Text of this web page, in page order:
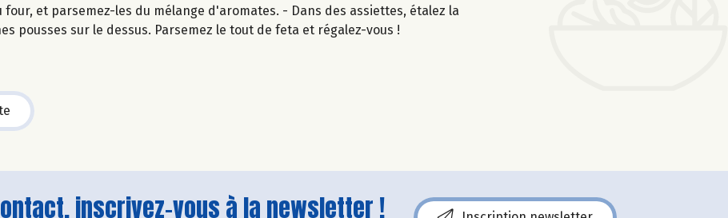
four, et parsemez-les du mélange d'aromates. - Dans des assiettes, étalez la
pousses sur le dessus. Parsemez le tout de feta et régalez-vous !
inscrivez-vous à la newsletter !